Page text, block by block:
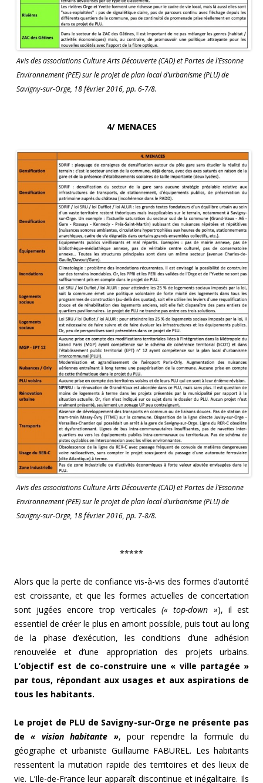
Avis des associations Culture Arts Découverte (CAD) et Portes de l’Essonne
Environnement (PEE) sur le projet de plan local d’urbanisme (PLU) de
Savigny-sur-Orge, 18 février 2016, pp. 6-7/8.
4/ MENACES
Avis des associations Culture Arts Découverte (CAD) et Portes de l’Essonne
Environnement (PEE) sur le projet de plan local d’urbanisme (PLU) de
Savigny-sur-Orge, 18 février 2016, pp. 7-8/8.
*****
Alors que la perte de confiance vis-à-vis des formes d’autorité
est croissante, et que les formes actuelles de concertation
sont jugées encore trop verticales(« top-down »), il est
essentiel de créer le plus en amont possible, puis tout au long
de la phase d’exécution, les conditions d’une adhésion
renouvelée et d’une appropriation des projets urbains.
L’objectif est de co-construire une « ville partagée »
par tous, répondant aux usages et aux aspirations de
tous les habitants.
Le projet de PLU de Savigny-sur-Orge ne présente pas
de« vision habitante », pour rependre la formule du
géographe et urbaniste Guillaume FABUREL. Les habitants
ressentent la mutation rapide des territoires et des lieux de
vie. L’Ile-de-France leur apparaît discontinue et inégalitaire. Ils